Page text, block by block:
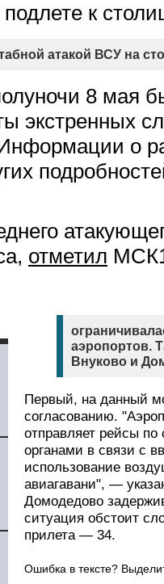
к
атакой ВСУ на
8 мая
экстренных
о
отметил
аэропортов.
Внуково и
Первый, на данный
согласованию.
отправляет рейсы
органами в связи с
использование
авиагавани", —
Домодедово
ситуация обстоит
прилета — 34.
Ошибка в тексте?